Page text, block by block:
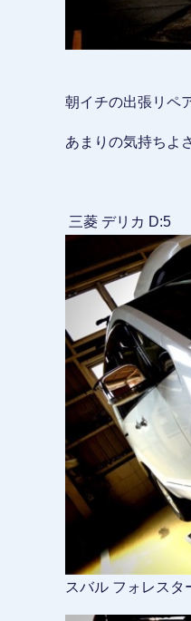
朝イチの出張リペ
あまりの気持ちよ
三菱 デリカ D:5
スバル フォレスタ